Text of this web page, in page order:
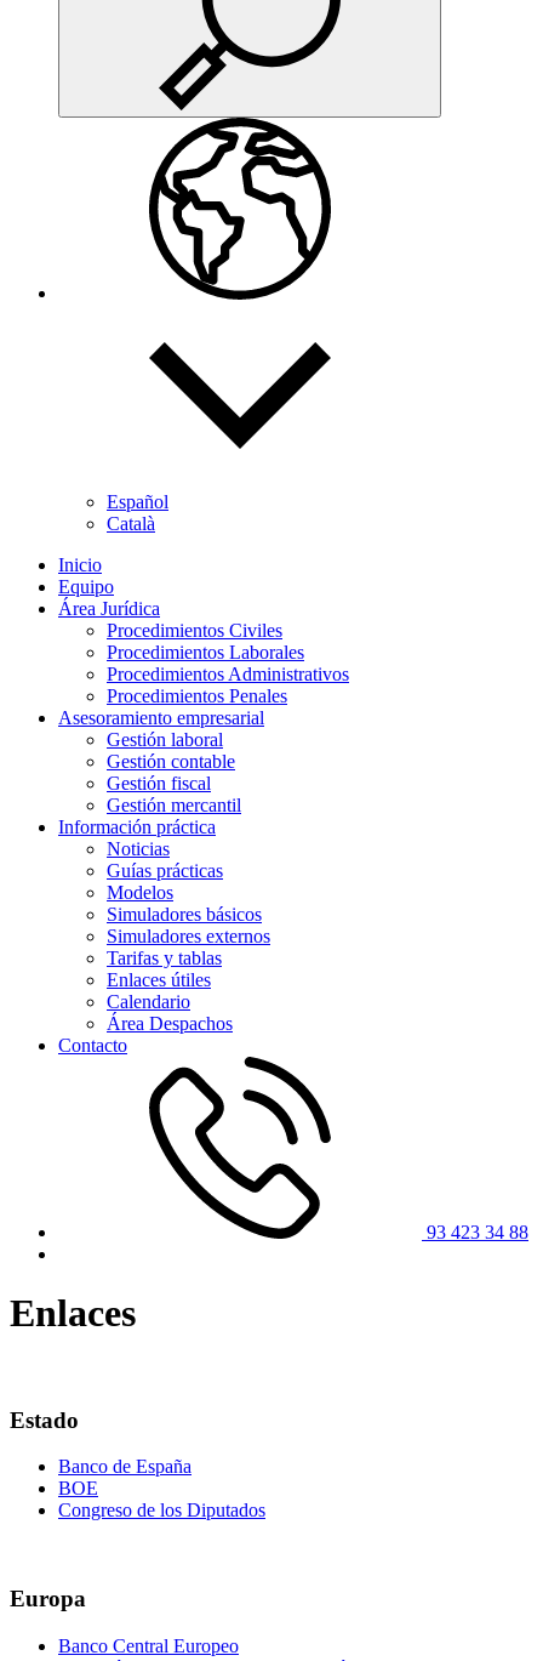
Español
Català
Inicio
Equipo
Área Jurídica
Procedimientos Civiles
Procedimientos Laborales
Procedimientos Administrativos
Procedimientos Penales
Asesoramiento empresarial
Gestión laboral
Gestión contable
Gestión fiscal
Gestión mercantil
Información práctica
Noticias
Guías prácticas
Modelos
Simuladores básicos
Simuladores externos
Tarifas y tablas
Enlaces útiles
Calendario
Área Despachos
Contacto
93 423 34 88
Enlaces
Estado
Banco de España
BOE
Congreso de los Diputados
Europa
Banco Central Europeo